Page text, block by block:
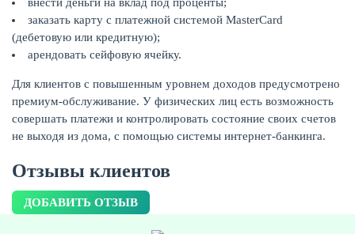
РЕЙТИНГ БАНКОВ
заказать карту с платежной системой MasterCard
(дебетовую или кредитную);
арендовать сейфовую ячейку.
Для клиентов с повышенным уровнем доходов предусмотрено
премиум-обслуживание. У физических лиц есть возможность
совершать платежи и контролировать состояние своих счетов
не выходя из дома, с помощью системы интернет-банкинга.
Отзывы клиентов
ДОБАВИТЬ ОТЗЫВ